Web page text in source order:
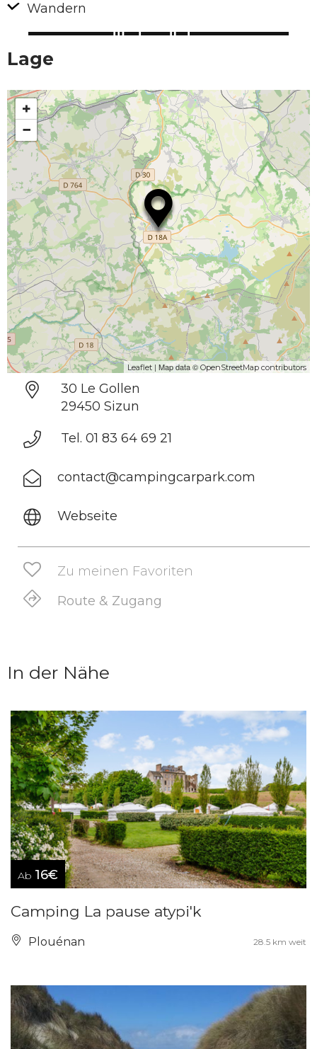
Wandern
Lage
+
−
Leaflet | Map data © OpenStreetMap contributors
30 Le Gollen
29450 Sizun
Tel. 01 83 64 69 21
contact@campingcarpark.com
Webseite
Zu meinen Favoriten
Route & Zugang
In der Nähe
Ab 16€
Camping La pause atypi'k
Plouénan 28.5 km weit